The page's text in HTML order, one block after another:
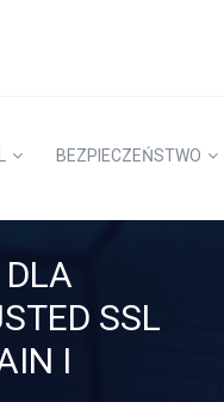
BEZPIECZEŃSTWO
SSL
I